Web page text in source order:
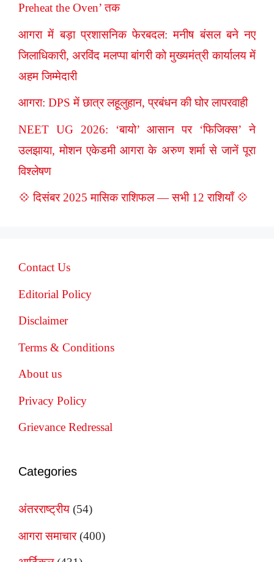
Preheat the Oven’ तक
आगरा में बड़ा प्रशासनिक फेरबदल: मनीष बंसल बने नए
जिलाधिकारी, अरविंद मलप्पा बांगरी को मुख्यमंत्री कार्यालय में
अहम जिम्मेदारी
आगरा: DPS में छात्र लहूलुहान, प्रबंधन की घोर लापरवाही
NEET UG 2026: ‘बायो’ आसान पर ‘फिजिक्स’ ने
उलझाया, मोशन एकेडमी आगरा के अरुण शर्मा से जानें पूरा
विश्लेषण
💠 दिसंबर 2025 मासिक राशिफल — सभी 12 राशियाँ 💠
Contact Us
Editorial Policy
Disclaimer
Terms & Conditions
About us
Privacy Policy
Grievance Redressal
Categories
अंतरराष्ट्रीय (54)
आगरा समाचार(400)